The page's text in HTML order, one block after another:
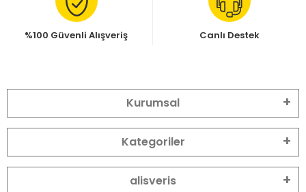
%100 Güvenli Alışveriş Canlı Destek
Kurumsal
Kategoriler
alisveris